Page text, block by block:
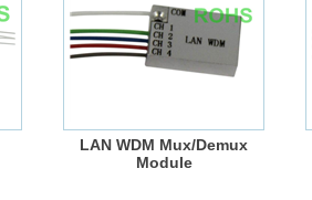
LAN WDM Mux/Demux
Module